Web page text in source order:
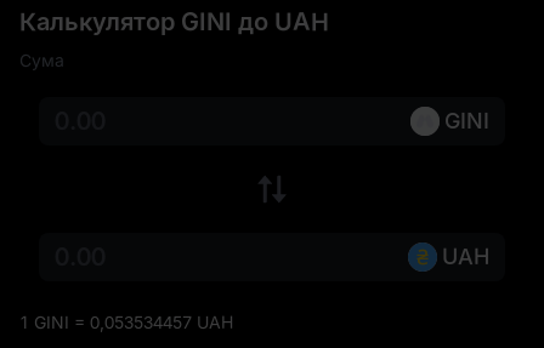
Калькулятор GINI до UAH
Сума
GINI
UAH
1 GINI = 0,053534457 UAH